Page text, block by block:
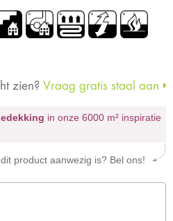
zien? Vraag gratis staal aan
in onze 6000 m² inspiratie
product aanwezig is? Bel ons!